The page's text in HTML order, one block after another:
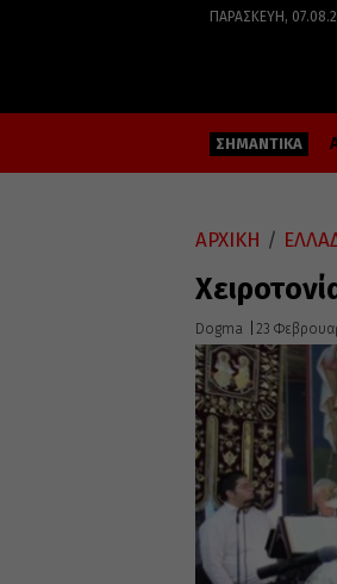
ΠΑΡΑΣΚΕΥΉ,
ΣΗΜΑΝΤΙΚΑ
ΑΡΧΙΚΗ /
Dogma 23